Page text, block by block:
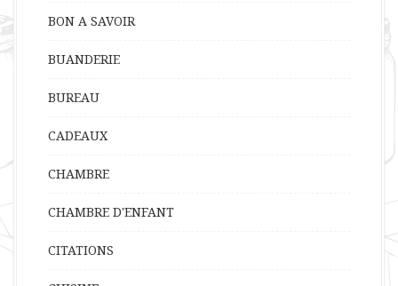
BON A SAVOIR
BUANDERIE
BUREAU
CADEAUX
CHAMBRE
CHAMBRE D'ENFANT
CITATIONS